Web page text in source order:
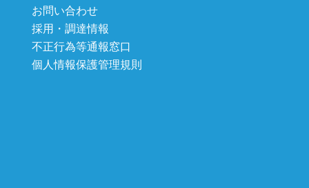
お問い合わせ
採用・調達情報
不正行為等通報窓口
個人情報保護管理規則